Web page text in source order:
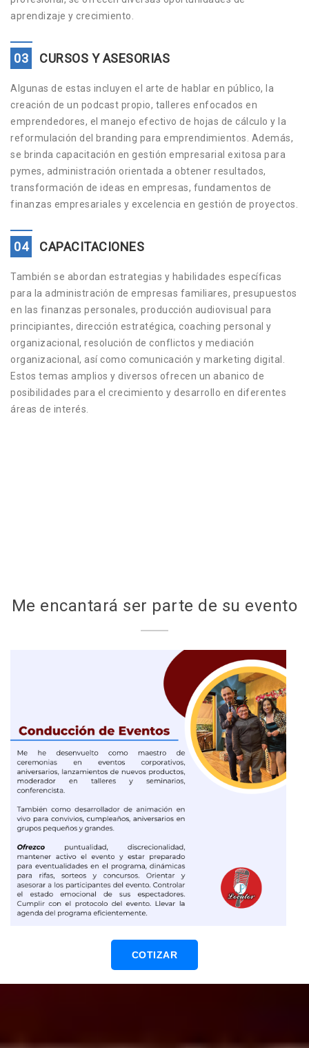
aprendizaje y crecimiento.
03 CURSOS Y ASESORIAS
Algunas de estas incluyen el arte de hablar en público, la
creación de un podcast propio, talleres enfocados en
emprendedores, el manejo efectivo de hojas de cálculo y la
reformulación del branding para emprendimientos. Además,
se brinda capacitación en gestión empresarial exitosa para
pymes, administración orientada a obtener resultados,
transformación de ideas en empresas, fundamentos de
finanzas empresariales y excelencia en gestión de proyectos.
04 CAPACITACIONES
También se abordan estrategias y habilidades específicas
para la administración de empresas familiares, presupuestos
en las finanzas personales, producción audiovisual para
principiantes, dirección estratégica, coaching personal y
organizacional, resolución de conflictos y mediación
organizacional, así como comunicación y marketing digital.
Estos temas amplios y diversos ofrecen un abanico de
posibilidades para el crecimiento y desarrollo en diferentes
áreas de interés.
Me encantará ser parte de su evento
COTIZAR